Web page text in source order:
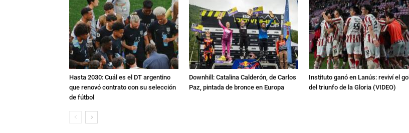
Hasta 2030: Cuál es el DT argentino
que renovó contrato con su selección
de fútbol
Downhill: Catalina Calderón, de Carlos
Paz, pintada de bronce en Europa
Instituto ganó en Lanús: reviví el gol
del triunfo de la Gloria (VIDEO)